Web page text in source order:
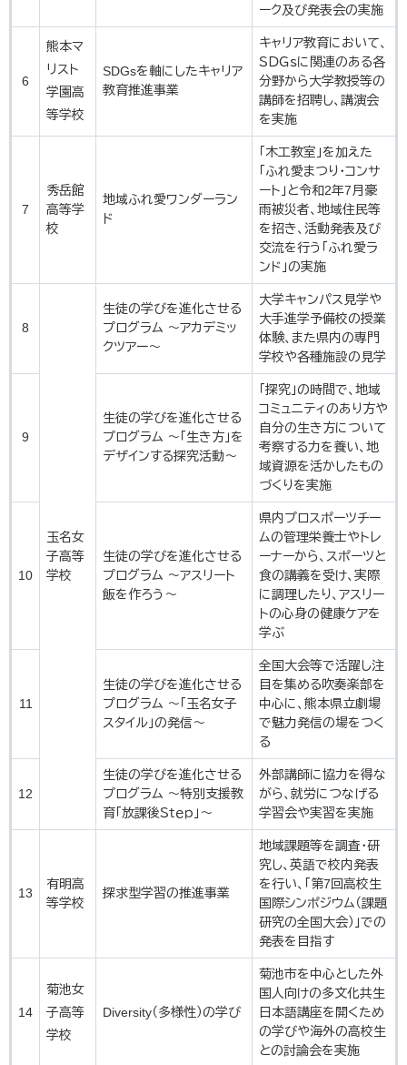
ーク及び発表会の実施
6
熊本マ
リスト
学園高
等学校
SDGsを軸にしたキャリア
教育推進事業
キャリア教育において、
ＳＤＧｓに関連のある各
分野から大学教授等の
講師を招聘し、講演会
を実施
7
秀岳館
高等学
校
​地域ふれ愛ワンダーラン
ド
​「木工教室」を加えた
「ふれ愛まつり・コンサ
ート」と令和2年7月豪
雨被災者、地域住民等
を招き、活動発表及び
交流を行う「ふれ愛ラ
ンド」の実施
8
玉名女
子高等
学校
生徒の学びを進化させる
プログラム ～アカデミッ
クツアー～
​大学キャンパス見学や
大手進学予備校の授業
体験、また県内の専門
学校や各種施設の見学
9
生徒の学びを進化させる
プログラム ～「生き方」を
デザインする探究活動～
​「探究」の時間で、地域
コミュニティのあり方や
自分の生き方について
考察する力を養い、地
域資源を活かしたもの
づくりを実施
10
生徒の学びを進化させる
プログラム ～アスリート
飯を作ろう～
県内プロスポーツチー
ムの管理栄養士やトレ
ーナーから、スポーツと
食の講義を受け、実際
に調理したり、アスリー
トの心身の健康ケアを
学ぶ
11
生徒の学びを進化させる
プログラム ～「玉名女子
スタイル」の発信～
全国大会等で活躍し注
目を集める吹奏楽部を
中心に、熊本県立劇場
で魅力発信の場をつく
る
12
生徒の学びを進化させる
プログラム ～特別支援教
育「放課後Ｓｔｅｐ」～
外部講師に協力を得な
がら、就労につなげる
学習会や実習を実施
13
有明高
等学校
探求型学習の推進事業
地域課題等を調査・研
究し、英語で校内発表
を行い、「第7回高校生
国際シンポジウム（課題
研究の全国大会）」での
発表を目指す
14
菊池女
子高等
学校
Diversity（多様性）の学び
菊池市を中心とした外
国人向けの多文化共生
日本語講座を開くため
の学びや海外の高校生
との討論会を実施